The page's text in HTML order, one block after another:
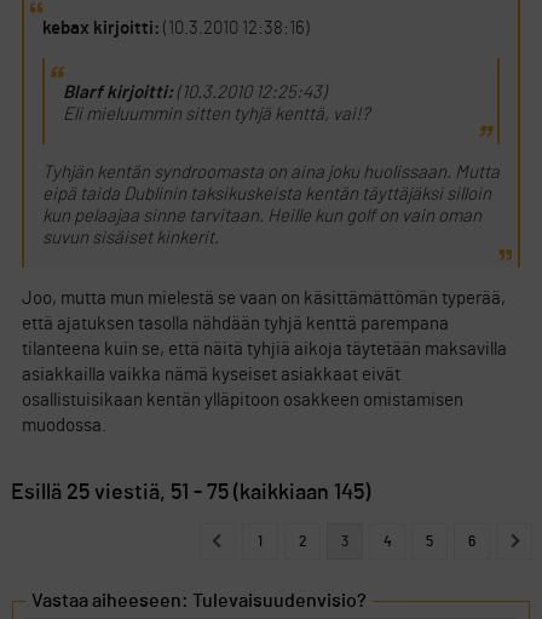
kebax kirjoitti: (10.3.2010 12:38:16)
Blarf kirjoitti:(10.3.2010 12:25:43)
Eli mieluummin sitten tyhjä kenttä, vai!?
Tyhjän kentän syndroomasta on aina joku huolissaan. Mutta
eipä taida Dublinin taksikuskeista kentän täyttäjäksi silloin
kun pelaajaa sinne tarvitaan. Heille kun golf on vain oman
suvun sisäiset kinkerit.
Joo, mutta mun mielestä se vaan on käsittämättömän typerää,
että ajatuksen tasolla nähdään tyhjä kenttä parempana
tilanteena kuin se, että näitä tyhjiä aikoja täytetään maksavilla
asiakkailla vaikka nämä kyseiset asiakkaat eivät
osallistuisikaan kentän ylläpitoon osakkeen omistamisen
muodossa.
Esillä 25 viestiä, 51 - 75 (kaikkiaan 145)
1 2 3 4 5 6
Vastaa aiheeseen: Tulevaisuudenvisio?